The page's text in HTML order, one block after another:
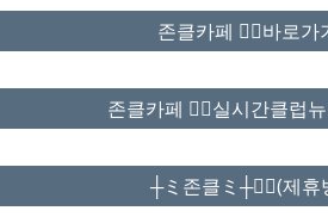
존클카페 ❤️‍🔥바로가
존클카페 ❤️‍🔥실시간클럽
┼ミ존클ミ┼❤️‍🔥(제휴